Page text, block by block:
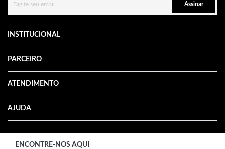
Assinar
INSTITUCIONAL
PARCEIRO
ATENDIMENTO
AJUDA
ENCONTRE-NOS AQUI